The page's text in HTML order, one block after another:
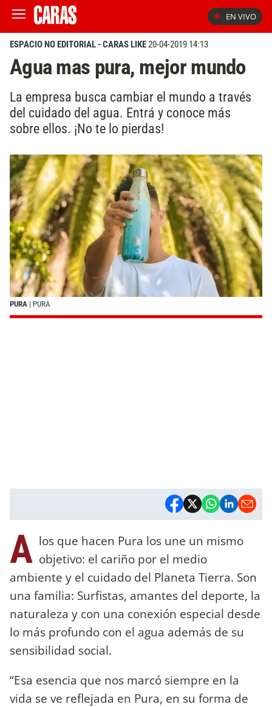
EN VIVO
ESPACIO NO EDITORIAL - CARAS LIKE20-04-2019 14:13
Agua mas pura, mejor mundo
La empresa busca cambiar el mundo a través
del cuidado del agua. Entrá y conoce más
sobre ellos. ¡No te lo pierdas!
PURA | PURA
A los que hacen Pura los une un mismo
objetivo: el cariño por el medio
ambiente y el cuidado del Planeta Tierra. Son
una familia: Surfistas, amantes del deporte, la
naturaleza y con una conexión especial desde
lo más profundo con el agua además de su
sensibilidad social.
“Esa esencia que nos marcó siempre en la
vida se ve reflejada en Pura, en su forma de